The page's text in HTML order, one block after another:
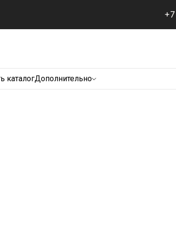
каталогДополнительно